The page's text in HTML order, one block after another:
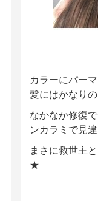
カラーにパー
髪にはかなり
なかなか修復
ンカラミで見
まさに救世主
★